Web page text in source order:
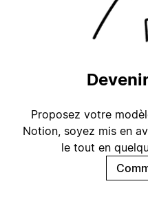
Proposez votre
Notion, soyez mis en
le tout en